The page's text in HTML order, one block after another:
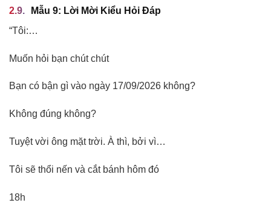
Mẫu 9: Lời Mời Kiểu Hỏi Đáp
“Tôi:…
Muốn hỏi bạn chút chút
Bạn có bận gì vào ngày 17/09/2026 không?
Không đúng không?
Tuyệt vời ông mặt trời. À thì, bởi vì…
Tôi sẽ thổi nến và cắt bánh hôm đó
18h